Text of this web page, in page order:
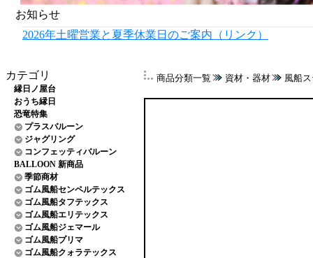
お知らせ
2026年土曜営業と夏季休業日のご案内（リンク）
カテゴリ
縁日ノ屋台
おうち縁日
恐竜特集
プラスバルーン
ジャグリング
コンフェッティバルーン
BALLOON 新商品
季節商材
ゴム風船センペルテックス
ゴム風船タフテックス
ゴム風船エリテックス
ゴム風船ジェマール
ゴム風船プリマ
ゴム風船クォラテックス
商品分類一覧 資材・器材 風船